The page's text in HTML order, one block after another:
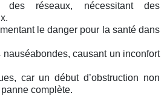
des réseaux, nécessitant des
le danger pour la santé dans
nauséabondes, causant un inconfort
car un début d’obstruction non
complète.